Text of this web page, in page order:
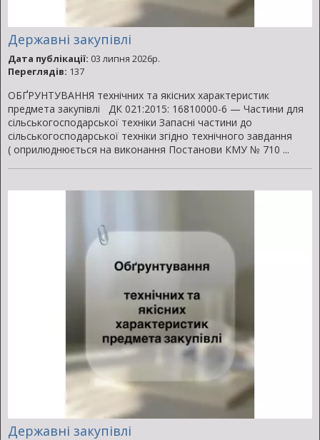
Державні закупівлі
Дата публікації: 03 липня 2026р.
Переглядів: 137
ОБҐРУНТУВАННЯ технічних та якісних характеристик
предмета закупівлі ДК 021:2015: 16810000-6 — Частини для
сільськогосподарської техніки Запасні частини до
сільськогосподарської техніки згідно технічного завдання
( оприлюднюється на виконання Постанови КМУ № 710 ...
Державні закупівлі